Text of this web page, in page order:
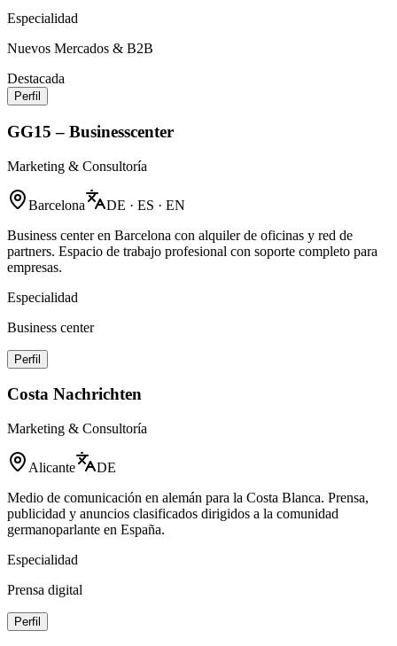
Especialidad
Nuevos Mercados & B2B
Destacada
Perfil
GG15 – Businesscenter
Marketing & Consultoría
Barcelona
DE · ES · EN
Business center en Barcelona con alquiler de oficinas y red de
partners. Espacio de trabajo profesional con soporte completo para
empresas.
Especialidad
Business center
Perfil
Costa Nachrichten
Marketing & Consultoría
Alicante
DE
Medio de comunicación en alemán para la Costa Blanca. Prensa,
publicidad y anuncios clasificados dirigidos a la comunidad
germanoparlante en España.
Especialidad
Prensa digital
Perfil